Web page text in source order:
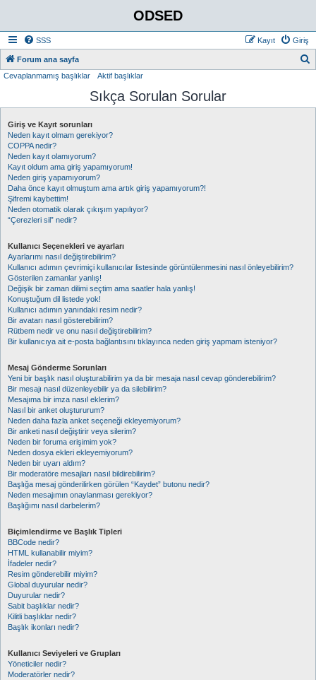
ODSED
SSS Giriş
Kayıt
Forum ana sayfa
Cevaplanmamış başlıklar Aktif başlıklar
Sıkça Sorulan Sorular
Giriş ve Kayıt sorunları
Neden kayıt olmam gerekiyor?
COPPA nedir?
Neden kayıt olamıyorum?
Kayıt oldum ama giriş yapamıyorum!
Neden giriş yapamıyorum?
Daha önce kayıt olmuştum ama artık giriş yapamıyorum?!
Şifremi kaybettim!
Neden otomatik olarak çıkışım yapılıyor?
“Çerezleri sil” nedir?
Kullanıcı Seçenekleri ve ayarları
Ayarlarımı nasıl değiştirebilirim?
Kullanıcı adımın çevrimiçi kullanıcılar listesinde görüntülenmesini nasıl önleyebilirim?
Gösterilen zamanlar yanlış!
Değişik bir zaman dilimi seçtim ama saatler hala yanlış!
Konuştuğum dil listede yok!
Kullanıcı adımın yanındaki resim nedir?
Bir avatarı nasıl gösterebilirim?
Rütbem nedir ve onu nasıl değiştirebilirim?
Bir kullanıcıya ait e-posta bağlantısını tıklayınca neden giriş yapmam isteniyor?
Mesaj Gönderme Sorunları
Yeni bir başlık nasıl oluşturabilirim ya da bir mesaja nasıl cevap gönderebilirim?
Bir mesajı nasıl düzenleyebilir ya da silebilirim?
Mesajıma bir imza nasıl eklerim?
Nasıl bir anket oluştururum?
Neden daha fazla anket seçeneği ekleyemiyorum?
Bir anketi nasıl değiştirir veya silerim?
Neden bir foruma erişimim yok?
Neden dosya ekleri ekleyemiyorum?
Neden bir uyarı aldım?
Bir moderatöre mesajları nasıl bildirebilirim?
Başlığa mesaj gönderilirken görülen “Kaydet” butonu nedir?
Neden mesajımın onaylanması gerekiyor?
Başlığımı nasıl darbelerim?
Biçimlendirme ve Başlık Tipleri
BBCode nedir?
HTML kullanabilir miyim?
İfadeler nedir?
Resim gönderebilir miyim?
Global duyurular nedir?
Duyurular nedir?
Sabit başlıklar nedir?
Kilitli başlıklar nedir?
Başlık ikonları nedir?
Kullanıcı Seviyeleri ve Grupları
Yöneticiler nedir?
Moderatörler nedir?